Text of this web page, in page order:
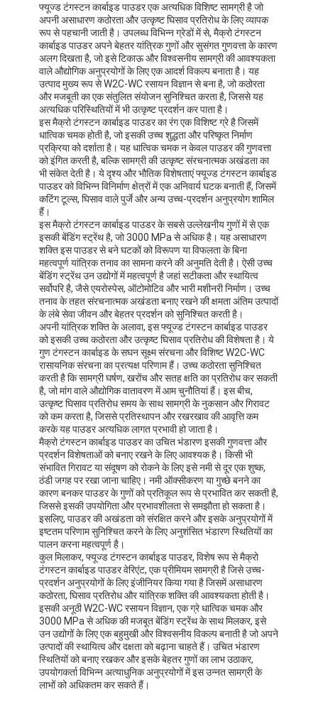
घर
उत्पाद
फ्यूज्ड टंगस्टन कार्बाइड पाउडर एक अत्यधिक विशिष्ट सामग्री है जो
अपनी असाधारण कठोरता और उत्कृष्ट घिसाव प्रतिरोध के लिए व्यापक
रूप से पहचानी जाती है। उपलब्ध विभिन्न ग्रेडों में से, मैक्रो टंगस्टन
कार्बाइड पाउडर अपने बेहतर यांत्रिक गुणों और सुसंगत गुणवत्ता के कारण
अलग दिखता है, जो इसे टिकाऊ और विश्वसनीय सामग्री की आवश्यकता
वाले औद्योगिक अनुप्रयोगों के लिए एक आदर्श विकल्प बनाता है। यह
उत्पाद मुख्य रूप से W2C-WC रसायन विज्ञान से बना है, जो कठोरता
और मजबूती का एक संतुलित संयोजन सुनिश्चित करता है, जिससे यह
अत्यधिक परिस्थितियों में भी उत्कृष्ट प्रदर्शन कर पाता है।
इस मैक्रो टंगस्टन कार्बाइड पाउडर का रंग एक विशिष्ट ग्रे है जिसमें
धात्विक चमक होती है, जो इसकी उच्च शुद्धता और परिष्कृत निर्माण
प्रक्रिया को दर्शाता है। यह धात्विक चमक न केवल पाउडर की गुणवत्ता
को इंगित करती है, बल्कि सामग्री की उत्कृष्ट संरचनात्मक अखंडता का
भी संकेत देती है। ये दृश्य और भौतिक विशेषताएं फ्यूज्ड टंगस्टन कार्बाइड
पाउडर को विभिन्न विनिर्माण क्षेत्रों में एक अनिवार्य घटक बनाती हैं, जिसमें
कटिंग टूल्स, घिसाव वाले पुर्जे और अन्य उच्च-प्रदर्शन अनुप्रयोग शामिल
हैं।
इस मैक्रो टंगस्टन कार्बाइड पाउडर के सबसे उल्लेखनीय गुणों में से एक
इसकी बेंडिंग स्ट्रेंथ है, जो 3000 MPa से अधिक है। यह असाधारण
शक्ति इस पाउडर से बने घटकों को विरूपण या विफलता के बिना
महत्वपूर्ण यांत्रिक तनाव का सामना करने की अनुमति देती है। ऐसी उच्च
बेंडिंग स्ट्रेंथ उन उद्योगों में महत्वपूर्ण है जहां सटीकता और स्थायित्व
सर्वोपरि है, जैसे एयरोस्पेस, ऑटोमोटिव और भारी मशीनरी निर्माण। उच्च
तनाव के तहत संरचनात्मक अखंडता बनाए रखने की क्षमता अंतिम उत्पादों
के लंबे सेवा जीवन और बेहतर प्रदर्शन को सुनिश्चित करती है।
अपनी यांत्रिक शक्ति के अलावा, इस फ्यूज्ड टंगस्टन कार्बाइड पाउडर
को इसकी उच्च कठोरता और उत्कृष्ट घिसाव प्रतिरोध की विशेषता है। ये
गुण टंगस्टन कार्बाइड के सघन सूक्ष्म संरचना और विशिष्ट W2C-WC
रासायनिक संरचना का प्रत्यक्ष परिणाम हैं। उच्च कठोरता सुनिश्चित
करती है कि सामग्री घर्षण, खरोंच और सतह क्षति का प्रतिरोध कर सकती
है, जो मांग वाले औद्योगिक वातावरण में आम चुनौतियां हैं। इस बीच,
उत्कृष्ट घिसाव प्रतिरोध समय के साथ सामग्री के नुकसान और गिरावट
को कम करता है, जिससे प्रतिस्थापन और रखरखाव की आवृत्ति कम
करके यह पाउडर अत्यधिक लागत प्रभावी हो जाता है।
मैक्रो टंगस्टन कार्बाइड पाउडर का उचित भंडारण इसकी गुणवत्ता और
प्रदर्शन विशेषताओं को बनाए रखने के लिए आवश्यक है। किसी भी
संभावित गिरावट या संदूषण को रोकने के लिए इसे नमी से दूर एक शुष्क,
ठंडी जगह पर रखा जाना चाहिए। नमी ऑक्सीकरण या गुच्छे बनने का
कारण बनकर पाउडर के गुणों को प्रतिकूल रूप से प्रभावित कर सकती है,
जिससे इसकी उपयोगिता और प्रभावशीलता से समझौता हो सकता है।
इसलिए, पाउडर की अखंडता को संरक्षित करने और इसके अनुप्रयोगों में
इष्टतम परिणाम सुनिश्चित करने के लिए अनुशंसित भंडारण स्थितियों का
पालन करना महत्वपूर्ण है।
कुल मिलाकर, फ्यूज्ड टंगस्टन कार्बाइड पाउडर, विशेष रूप से मैक्रो
टंगस्टन कार्बाइड पाउडर वेरिएंट, एक प्रीमियम सामग्री है जिसे उच्च-
प्रदर्शन अनुप्रयोगों के लिए इंजीनियर किया गया है जिसमें असाधारण
कठोरता, घिसाव प्रतिरोध और यांत्रिक शक्ति की आवश्यकता होती है।
इसकी अनूठी W2C-WC रसायन विज्ञान, एक ग्रे धात्विक चमक और
3000 MPa से अधिक की मजबूत बेंडिंग स्ट्रेंथ के साथ मिलकर, इसे
उन उद्योगों के लिए एक बहुमुखी और विश्वसनीय विकल्प बनाती है जो अपने
उत्पादों की स्थायित्व और दक्षता को बढ़ाना चाहते हैं। उचित भंडारण
स्थितियों को बनाए रखकर और इसके बेहतर गुणों का लाभ उठाकर,
उपयोगकर्ता विभिन्न अत्याधुनिक अनुप्रयोगों में इस उन्नत सामग्री के
लाभों को अधिकतम कर सकते हैं।